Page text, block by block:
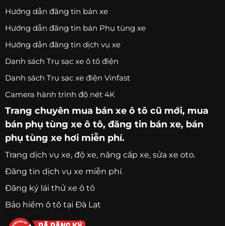
Hướng dẫn đăng tin bán xe
Hướng dẫn đăng tin bán Phụ tùng xe
Hướng dẫn đăng tin dịch vụ xe
Danh sách Trụ sạc xe ô tô điện
Danh sách Trụ sạc xe điện Vinfast
Camera hành trình độ nét 4K
Trang chuyên mua bán xe ô tô cũ mới, mua
bán phụ tùng xe ô tô, đăng tin bán xe, bán
phụ tùng xe hơi miễn phí.
Trang dịch vụ xe, độ xe, nâng cấp xe, sửa xe oto.
Đăng tin dịch vụ xe miễn phí.
Đăng ký lái thử xe ô tô
Bảo hiểm ô tô tại Đà Lạt